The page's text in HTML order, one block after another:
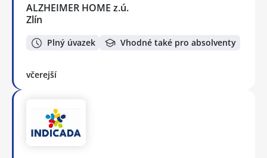
ALZHEIMER HOME z.ú.
Zlín
Plný úvazek Vhodné také pro absolventy
včerejší